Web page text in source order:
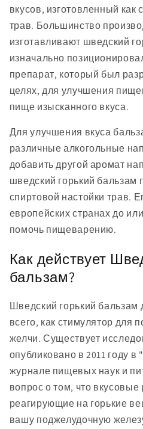
вкусов, изготовленный как
трав. Большинство
изготавливают шведский
изначально
препарат, который был
целях, для улучшения
пище изысканного вкуса.
Для улучшения вкуса
различные алкогольные
добавить другой аромат
шведский горький бальзам
спиртовой настойки трав.
европейских странах до
помочь пищеварению.
Как действует
бальзам?
Шведский горький бальзам
всего, как стимулятор для
желчи. Существует
опубликовано в 2011 году
журнале пищевых наук и
вопрос о том, что
реагирующие на горькие
вашу поджелудочную